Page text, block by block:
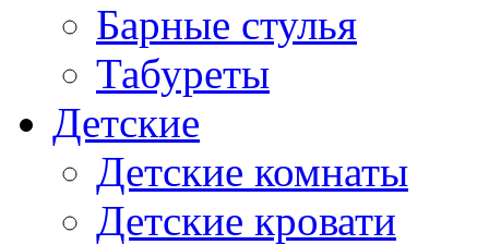
Барные стулья
Табуреты
Детские
Детские комнаты
Детские кровати